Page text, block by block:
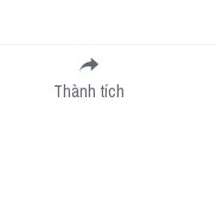
Submit
Thành tích